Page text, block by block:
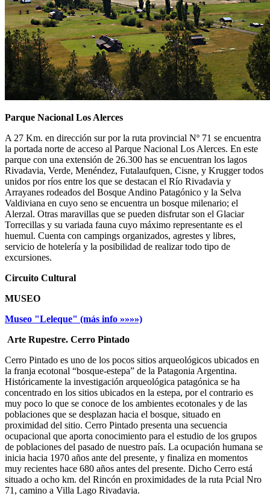
Parque Nacional Los Alerces
A 27 Km. en dirección sur por la ruta provincial Nº 71 se encuentra
la portada norte de acceso al Parque Nacional Los Alerces. En este
parque con una extensión de 26.300 has se encuentran los lagos
Rivadavia, Verde, Menéndez, Futalaufquen, Cisne, y Krugger todos
unidos por ríos entre los que se destacan el Río Rivadavia y
Arrayanes rodeados del Bosque Andino Patagónico y la Selva
Valdiviana en cuyo seno se encuentra un bosque milenario; el
Alerzal. Otras maravillas que se pueden disfrutar son el Glaciar
Torrecillas y su variada fauna cuyo máximo representante es el
huemul. Cuenta con campings organizados, agrestes y libres,
servicio de hotelería y la posibilidad de realizar todo tipo de
excursiones.
Circuito Cultural
MUSEO
Museo "Leleque" (más info »»»»)
Arte Rupestre. Cerro Pintado
Cerro Pintado es uno de los pocos sitios arqueológicos ubicados en
la franja ecotonal “bosque-estepa” de la Patagonia Argentina.
Históricamente la investigación arqueológica patagónica se ha
concentrado en los sitios ubicados en la estepa, por el contrario es
muy poco lo que se conoce de los ambientes ecotonales y de las
poblaciones que se desplazan hacia el bosque, situado en
proximidad del sitio. Cerro Pintado presenta una secuencia
ocupacional que aporta conocimiento para el estudio de los grupos
de poblaciones del pasado de nuestro país. La ocupación humana se
inicia hacia 1970 años ante del presente, y finaliza en momentos
muy recientes hace 680 años antes del presente. Dicho Cerro está
situado a ocho km. del Rincón en proximidades de la ruta Pcial Nro
71, camino a Villa Lago Rivadavia.